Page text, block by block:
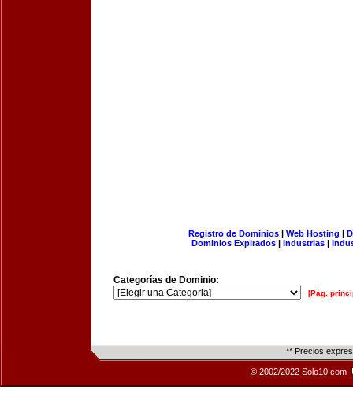
Registro de Dominios| Web Hosting |
Dominios Expirados | Industrias |
Categorías de Dominio:
[Pág.
** Precios
© 2002/2022 Solo10.com